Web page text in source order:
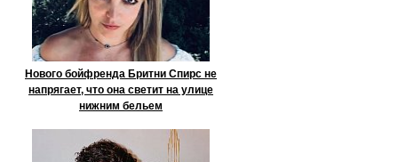
Нового бойфренда Бритни Спирс не
напрягает, что она светит на улице
нижним бельем